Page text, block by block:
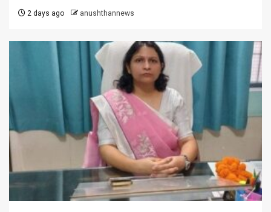
2 days ago anushthannews